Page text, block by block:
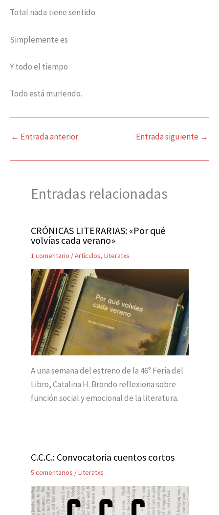
Total nada tiene sentido
Simplemente es
Y todo el tiempo
Todo está muriendo.
← Entrada anterior Entrada siguiente →
Entradas relacionadas
CRÓNICAS LITERARIAS: «Por qué
volvías cada verano»
1 comentario /Artículos, Literatxs
A una semana del estreno de la 46° Feria del
Libro, Catalina H. Brondo reflexiona sobre
función social y emocional de la literatura.
C.C.C.: Convocatoria cuentos cortos
5 comentarios /Literatxs